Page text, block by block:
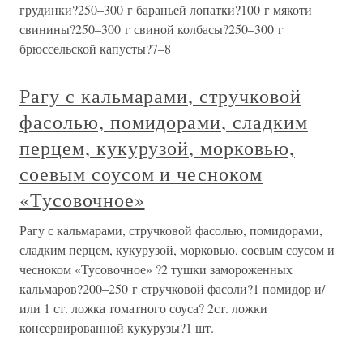
грудинки?250–300 г бараньей лопатки?100 г мякоти
свинины?250–300 г свиной колбасы?250–300 г
брюссельской капусты?7–8
Рагу с кальмарами, стручковой
фасолью, помидорами, сладким
перцем, кукурузой, морковью,
соевым соусом и чесноком
«Тусовочное»
Рагу с кальмарами, стручковой фасолью, помидорами,
сладким перцем, кукурузой, морковью, соевым соусом и
чесноком «Тусовочное» ?2 тушки замороженных
кальмаров?200–250 г стручковой фасоли?1 помидор и/
или 1 ст. ложка томатного соуса? 2ст. ложки
консервированной кукурузы?1 шт.